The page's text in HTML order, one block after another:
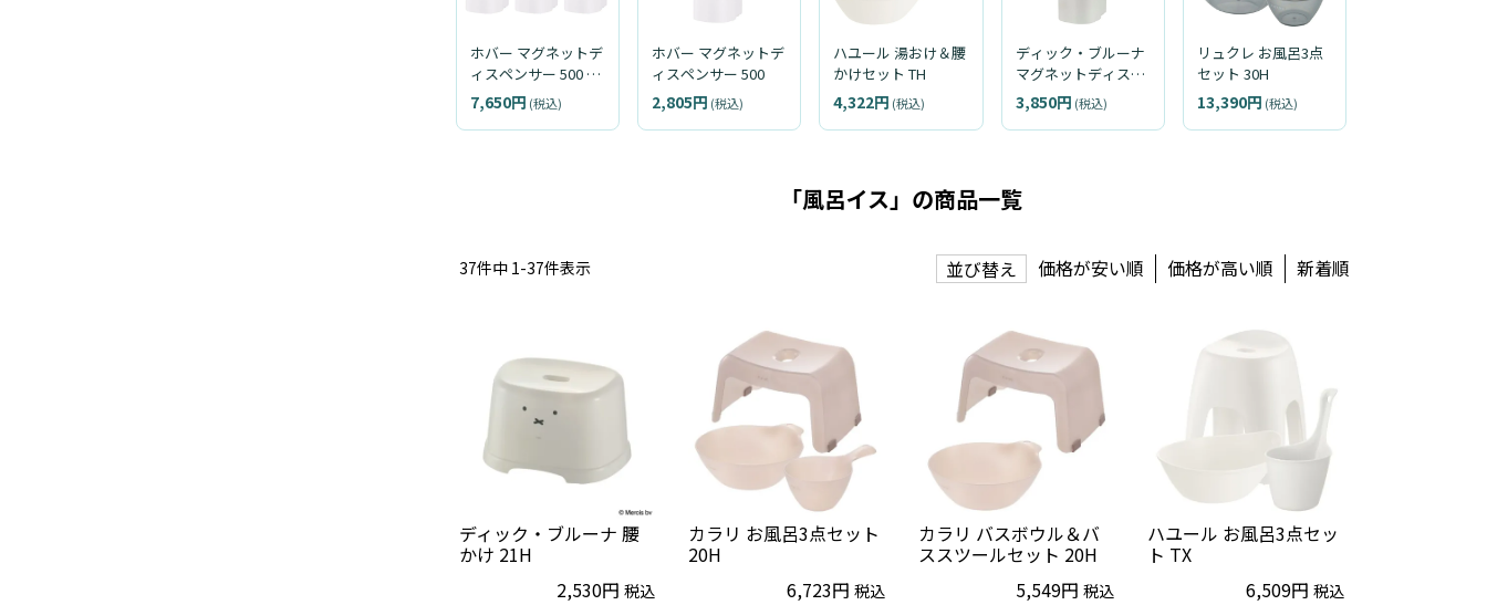
ホバー マグネットデ
ィスペンサー 500 3
個セット
7,650円 (税込)
ホバー マグネットデ
ィスペンサー 500
2,805円 (税込)
ハユール 湯おけ＆腰
かけセット TH
4,322円 (税込)
ディック・ブルーナ
マグネットディスペ
ンサー 500
3,850円 (税込)
リュクレ お風呂3点
セット 30H
13,390円 (税込)
「風呂イス」の商品一覧
並び替え 価格が安い順 価格が高い順 新着順
37件中 1-37件表示
ディック・ブルーナ 腰
かけ 21H
2,530
税込
カラリ お風呂3点セット
20H
6,723
税込
カラリ バスボウル＆バ
ススツールセット 20H
5,549
税込
ハユール お風呂3点セッ
ト TX
6,509
税込